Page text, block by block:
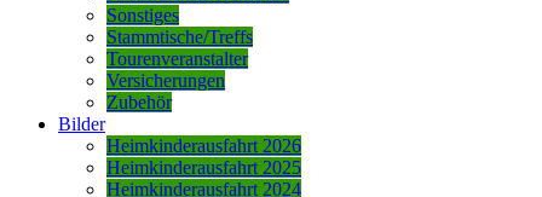
Sonstiges
Stammtische/Treffs
Tourenveranstalter
Versicherungen
Zubehör
Bilder
Heimkinderausfahrt 2026
Heimkinderausfahrt 2025
Heimkinderausfahrt 2024